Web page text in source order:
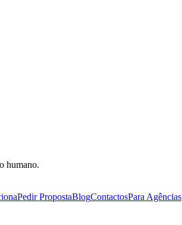
humano.
Pedir PropostaBlogContactosPara Agências